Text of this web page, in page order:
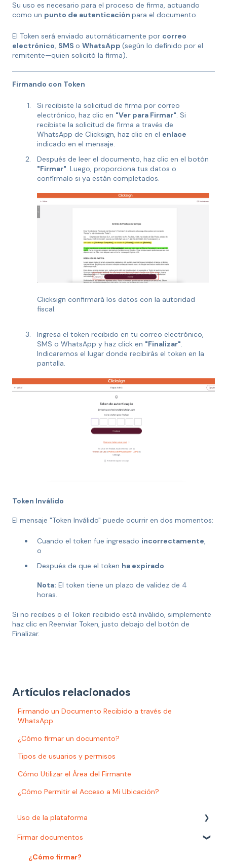
Su uso es necesario para el proceso de firma, actuando
como un punto de autenticación para el documento.
El Token será enviado automáticamente por correo
electrónico, SMS o WhatsApp (según lo definido por el
remitente—quien solicitó la firma).
Firmando con Token
Si recibiste la solicitud de firma por correo
electrónico, haz clic en "Ver para Firmar" . Si
recibiste la solicitud de firma a través de
WhatsApp de Clicksign, haz clic en el enlace
indicado en el mensaje.
Después de leer el documento, haz clic en el botón
"Firmar". Luego, proporciona tus datos o
confírmalo si ya están completados.
Clicksign confirmará los datos con la autoridad
fiscal.
Ingresa el token recibido en tu correo electrónico,
SMS o WhatsApp y haz click en "Finalizar"
Indicaremos el lugar donde recibirás el token en la
pantalla.
Token Inválido
El mensaje "Token Inválido" puede ocurrir en dos momentos:
Cuando el token fue ingresado incorrectamente,
o
Después de que el token ha expirado.
Nota: El token tiene un plazo de validez de 4
horas.
Si no recibes o el Token recibido está inválido, simplemente
haz clic en Reenviar Token, justo debajo del botón de
Finalizar.
Artículos relacionados
Firmando un Documento Recibido a través de
WhatsApp
¿Cómo firmar un documento?
Tipos de usuarios y permisos
Cómo Utilizar el Área del Firmante
¿Cómo Permitir el Acceso a Mi Ubicación?
Uso de la plataforma
Informes
Ajustes
Firmar documentos
¿Cómo firmar?